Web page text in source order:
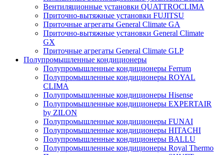
Вентиляционные установки QUATTROCLIMA
Приточно-вытяжные установки FUJITSU
Приточные агрегаты General Climate GA
Приточно-вытяжные установки General Climate
GX
Приточные агрегаты General Climate GLP
Полупромышленные кондиционеры
Полупромышленные кондиционеры Ferrum
Полупромышленные кондиционеры ROYAL
CLIMA
Полупромышленные кондиционеры Hisense
Полупромышленные кондиционеры EXPERTAIR
by ZILON
Полупромышленные кондиционеры FUNAI
Полупромышленные кондиционеры HITACHI
Полупромышленные кондиционеры BALLU
Полупромышленные кондиционеры Royal Thermo